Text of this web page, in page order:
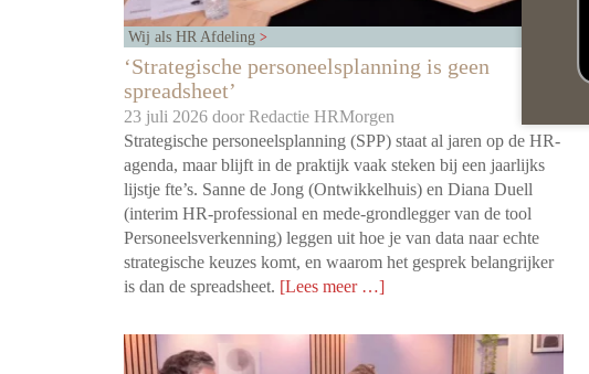
Wij als HR Afdeling
‘Strategische personeelsplanning is geen
spreadsheet’
23 juli 2026 door Redactie HRMorgen
Strategische personeelsplanning (SPP) staat al jaren op de HR-
agenda, maar blijft in de praktijk vaak steken bij een jaarlijks
lijstje fte’s. Sanne de Jong (Ontwikkelhuis) en Diana Duell
(interim HR-professional en mede-grondlegger van de tool
Personeelsverkenning) leggen uit hoe je van data naar echte
strategische keuzes komt, en waarom het gesprek belangrijker
is dan de spreadsheet. [Lees meer …]